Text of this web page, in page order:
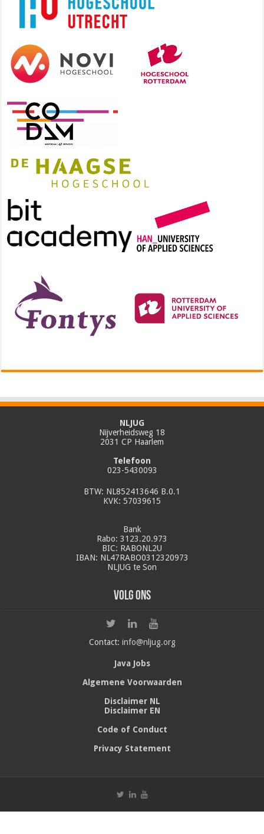
NLJUG
Nijverheidsweg 18
2031 CP Haarlem
Telefoon
023-5430093
BTW: NL852413646 B.0.1
KVK: 57039615
Bank
Rabo: 3123.20.973
BIC: RABONL2U
IBAN: NL47RABO0312320973
NLJUG te Son
Volg ons
Contact: info@nljug.org
Java Jobs
Algemene Voorwaarden
Disclaimer NL
Disclaimer EN
Code of Conduct
Privacy Statement